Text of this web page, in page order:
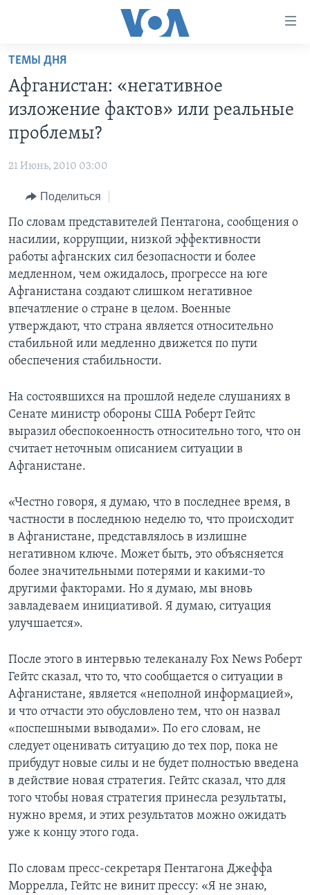
Перейти
основной
контент
Перейти
основной
Перейти
поиск
ГЛАВНОЕ
ПРОГРАММЫ
АМЕРИКА
ИТОГИ
ПОЧЕМУ ЭТО ВАЖНО?
ДИСКУССИЯ VOA
ДЕТАЛИ
НЬЮ-ЙОРК NEW YORK
АМЕРИКА. БОЛЬШОЕ ПУТЕШЕСТВИЕ
ПРОЕКТЫ
НАША АМЕРИКАНСКАЯ ИСТОРИЯ
А КАК В АМЕРИКЕ?
АРТЕФАКТЫ
АМЕРИКАНСКИЕ ГОРОДКИ
ТЕСТЫ
ИНТЕРВЬЮ
ФАКТЫ ПРОТИВ ФЕЙКОВ
ЗА СВОБОДУ ПРЕССЫ
УЧИМ АНГЛИЙСКИЙ
ВИДЕО
ПОДПИСКА НА НОВОСТИ
Learning English
Языки
ТЕМЫ ДНЯ
Афганистан: «негативное
изложение фактов» или реальные
проблемы?
21 Июнь, 2010 03:00
Поделиться
По словам представителей Пентагона, сообщения о
насилии, коррупции, низкой эффективности
работы афганских сил безопасности и более
медленном, чем ожидалось, прогрессе на юге
Афганистана создают слишком негативное
впечатление о стране в целом. Военные
утверждают, что страна является относительно
стабильной или медленно движется по пути
обеспечения стабильности.
На состоявшихся на прошлой неделе слушаниях в
Сенате министр обороны США Роберт Гейтс
выразил обеспокоенность относительно того, что он
считает неточным описанием ситуации в
Афганистане.
«Честно говоря, я думаю, что в последнее время, в
частности в последнюю неделю то, что происходит
в Афганистане, представлялось в излишне
негативном ключе. Может быть, это объясняется
более значительными потерями и какими-то
другими факторами. Но я думаю, мы вновь
завладеваем инициативой. Я думаю, ситуация
улучшается».
После этого в интервью телеканалу Fox News Роберт
Гейтс сказал, что то, что сообщается о ситуации в
Афганистане, является «неполной информацией»,
и что отчасти это обусловлено тем, что он назвал
«поспешными выводами». По его словам, не
следует оценивать ситуацию до тех пор, пока не
прибудут новые силы и не будет полностью введена
в действие новая стратегия. Гейтс сказал, что для
того чтобы новая стратегия принесла результаты,
нужно время, и этих результатов можно ожидать
уже к концу этого года.
По словам пресс-секретаря Пентагона Джеффа
Моррелла, Гейтс не винит прессу: «Я не знаю,